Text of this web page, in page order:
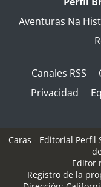
Aventuras Na
Canales RSS
Privacidad
Caras - Editorial Perfil
Editor
Registro de la